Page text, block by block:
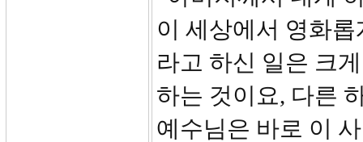
이 세상에서 영화
라고 하신 일은 크
하는 것이요, 다른
예수님은 바로 이